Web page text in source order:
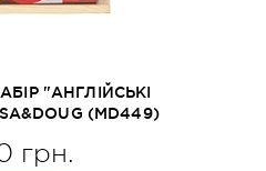
"АНГЛІЙСЬКІ
(MD449)
грн.